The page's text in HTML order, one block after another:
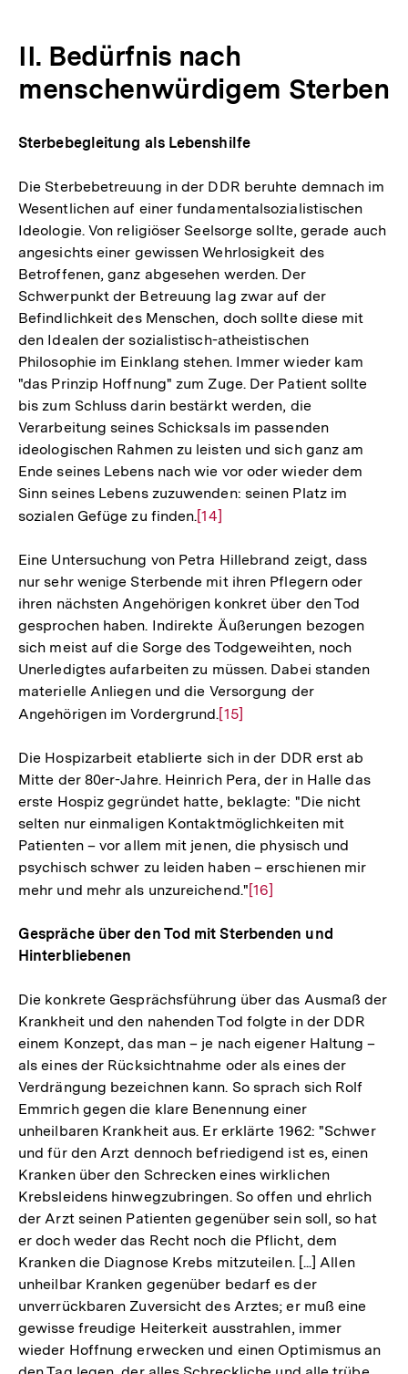
II. Bedürfnis nach
menschenwürdigem Sterben
Sterbebegleitung als Lebenshilfe
Die Sterbebetreuung in der DDR beruhte demnach im
Wesentlichen auf einer fundamentalsozialistischen
Ideologie. Von religiöser Seelsorge sollte, gerade auch
angesichts einer gewissen Wehrlosigkeit des
Betroffenen, ganz abgesehen werden. Der
Schwerpunkt der Betreuung lag zwar auf der
Befindlichkeit des Menschen, doch sollte diese mit
den Idealen der sozialistisch-atheistischen
Philosophie im Einklang stehen. Immer wieder kam
"das Prinzip Hoffnung" zum Zuge. Der Patient sollte
bis zum Schluss darin bestärkt werden, die
Verarbeitung seines Schicksals im passenden
ideologischen Rahmen zu leisten und sich ganz am
Ende seines Lebens nach wie vor oder wieder dem
Sinn seines Lebens zuzuwenden: seinen Platz im
sozialen Gefüge zu finden.Zur
der
Fußnote
[14]
Eine Untersuchung von Petra Hillebrand zeigt, dass
nur sehr wenige Sterbende mit ihren Pflegern oder
ihren nächsten Angehörigen konkret über den Tod
gesprochen haben. Indirekte Äußerungen bezogen
sich meist auf die Sorge des Todgeweihten, noch
Unerledigtes aufarbeiten zu müssen. Dabei standen
materielle Anliegen und die Versorgung der
Angehörigen im Vordergrund.Zur
der
Fußnote
[15]
Die Hospizarbeit etablierte sich in der DDR erst ab
Mitte der 80er-Jahre. Heinrich Pera, der in Halle das
erste Hospiz gegründet hatte, beklagte: "Die nicht
selten nur einmaligen Kontaktmöglichkeiten mit
Patienten – vor allem mit jenen, die physisch und
psychisch schwer zu leiden haben – erschienen mir
mehr und mehr als unzureichend."Zur
der
[16]
Gespräche über den Tod mit Sterbenden und
Hinterbliebenen
Die konkrete Gesprächsführung über das Ausmaß der
Krankheit und den nahenden Tod folgte in der DDR
einem Konzept, das man – je nach eigener Haltung –
als eines der Rücksichtnahme oder als eines der
Verdrängung bezeichnen kann. So sprach sich Rolf
Emmrich gegen die klare Benennung einer
unheilbaren Krankheit aus. Er erklärte 1962: "Schwer
und für den Arzt dennoch befriedigend ist es, einen
Kranken über den Schrecken eines wirklichen
Krebsleidens hinwegzubringen. So offen und ehrlich
der Arzt seinen Patienten gegenüber sein soll, so hat
er doch weder das Recht noch die Pflicht, dem
Kranken die Diagnose Krebs mitzuteilen. [...] Allen
unheilbar Kranken gegenüber bedarf es der
unverrückbaren Zuversicht des Arztes; er muß eine
gewisse freudige Heiterkeit ausstrahlen, immer
wieder Hoffnung erwecken und einen Optimismus an